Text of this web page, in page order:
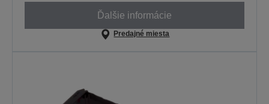
Ďalšie informácie
Predajné miesta